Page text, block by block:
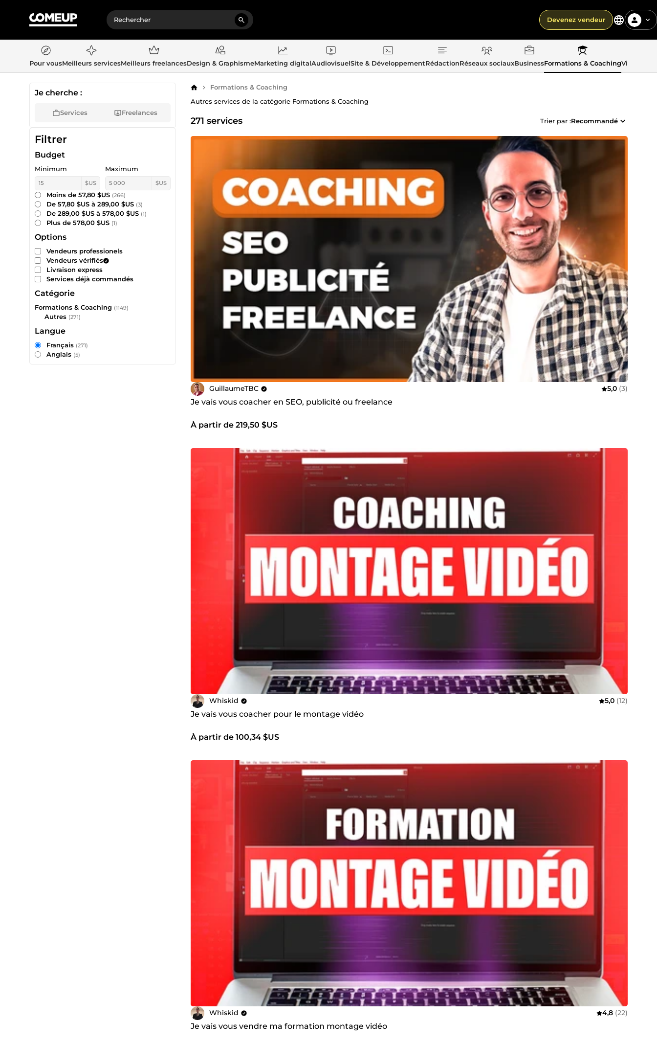
Devenez vendeur
Pour vousMeilleurs servicesMeilleurs freelancesDesign & GraphismeMarketing digitalAudiovisuelSite & DéveloppementRédactionRéseaux sociauxBusinessFormations & CoachingVie
AccueilFormations & Coaching
Autres services de la catégorie Formations & Coaching
271 services Trier par :Recommandé
GuillaumeTBC 5,0 (3)
Je vais vous coacher en SEO, publicité ou freelance
À partir de 219,50 $US
Whiskid 5,0 (12)
Je vais vous coacher pour le montage vidéo
À partir de 100,34 $US
Whiskid 4,8 (22)
Je vais vous vendre ma formation montage vidéo
Je cherche :
Services Freelances
Filtrer
Budget
Minimum
$US
Maximum
$US
Moins de 57,80 $US (266)
De 57,80 $US à 289,00 $US (3)
De 289,00 $US à 578,00 $US (1)
Plus de 578,00 $US (1)
Options
Vendeurs professionels
Vendeurs vérifiés
Livraison express
Services déjà commandés
Catégorie
Formations & Coaching (1149)
Autres (271)
Langue
Français (271)
Anglais (5)